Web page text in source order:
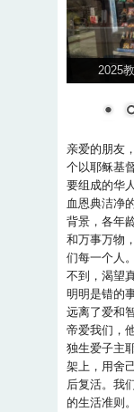
2025
亲爱的朋友
个以耶稣基
要组成的华
血恩典洁净
背景，各年
和万事万物
们每一个人
不到，渴望
明明是错的
远离了爱和
帝爱我们，
独生爱子主
架上，用舍
后复活。我
的生活准则。